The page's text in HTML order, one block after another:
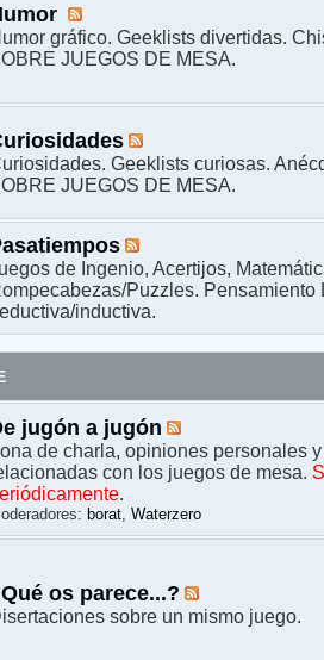
gráfico. Geeklists divertidas.
JUEGOS DE MESA.
Geeklists curiosas.
JUEGOS DE MESA.
de Ingenio, Acertijos,
Puzzles. Pensamiento
inductiva.
jugón a jugón
de charla, opiniones personales
con los juegos de mesa.
.
borat ,Waterzero
os parece...?
sobre un mismo juego.